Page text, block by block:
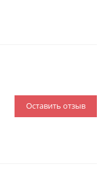
Оставить отзыв